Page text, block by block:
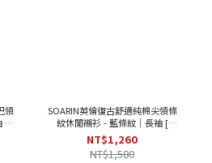
領
[
SOARIN英倫復古舒適純棉尖領條
紋休閒襯衫 - 藍條紋｜長袖 [
2321C27 ]
NT$1,260
NT$1,580